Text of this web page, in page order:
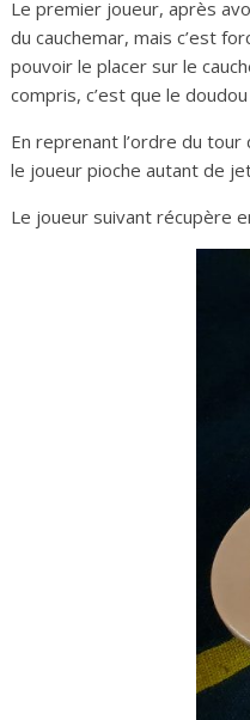
Le premier joueur, après
du cauchemar, mais c’est
pouvoir le placer sur le
compris, c’est que le
En reprenant l’ordre du
le joueur pioche autant de
Le joueur suivant récupère